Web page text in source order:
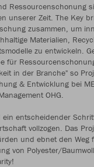
Ressourcenschonung
unserer Zeit. The Key
zusammen, um
Materialien,
zu entwickeln.
für
in der Branche" so
& Entwicklung bei
OHG.
ein entscheidender
vollzogen. Das
und ebnet den Weg
von Polyester/